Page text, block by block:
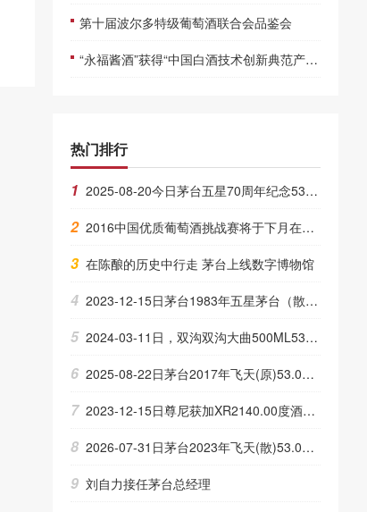
第十届波尔多特级葡萄酒联合会品鉴会
“永福酱酒”获得“中国白酒技术创新典范产品”称号
热门排行
1 2025-08-20今日茅台五星70周年纪念53.00度酒价格为11,000一瓶，下跌 1,700元
2 2016中国优质葡萄酒挑战赛将于下月在青岛举行
3 在陈酿的历史中行走 茅台上线数字博物馆
4 2023-12-15日茅台1983年五星茅台（散）53.00度酒的价格，茅台批发参考价格35,000一瓶
5 2024-03-11日，双沟双沟大曲500ML53.00度酒每瓶的价格是多少呢？
6 2025-08-22日茅台2017年飞天(原)53.00度酒价格为2,210一瓶，下跌 90元
7 2023-12-15日尊尼获加XR2140.00度酒的价格，尊尼获加批发参考价格490一瓶
8 2026-07-31日茅台2023年飞天(散)53.00度酒价格为1,830一瓶，上涨 30元
9 刘自力接任茅台总经理